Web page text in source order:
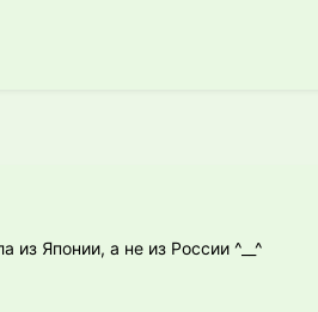
из Японии, а не из России ^__^